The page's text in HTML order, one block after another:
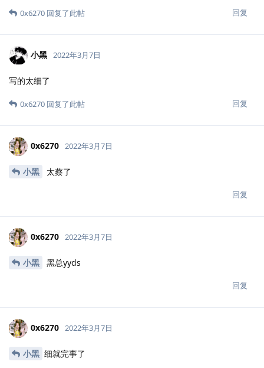
回复
0x6270 回复了此帖
小黑 2022年3月7日
写的太细了
回复
0x6270 回复了此帖
0x6270 2022年3月7日
小黑 太蔡了
回复
0x6270 2022年3月7日
小黑 黑总yyds
回复
0x6270 2022年3月7日
小黑 细就完事了